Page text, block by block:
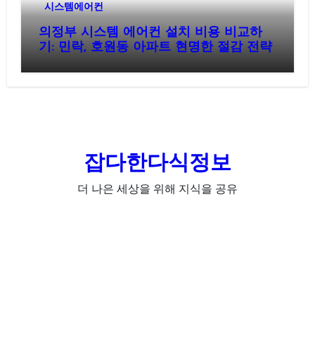
시스템에어컨
의정부 시스템 에어컨 설치 비용 비교하
기: 민락, 호원동 아파트 현명한 절감 전략
잡다한다식정보
더 나은 세상을 위해 지식을 공유